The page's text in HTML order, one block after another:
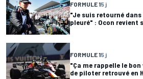
FORMULE 15 j
"Je suis retourné
pleuré" : Ocon revient
FORMULE 15 j
"Ça me rappelle le
de piloter retrouvé en